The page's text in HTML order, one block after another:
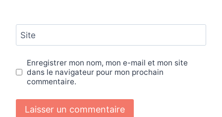
Site
Enregistrer mon nom, mon e-mail et mon site
dans le navigateur pour mon prochain
commentaire.